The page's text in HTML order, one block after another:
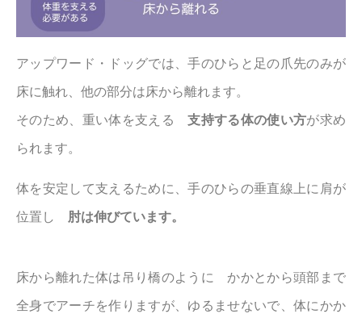
アップワード・ドッグでは、手のひらと足の爪先のみが
床に触れ、他の部分は床から離れます。
そのため、重い体を支える支持する体の使い方が求め
られます。
体を安定して支えるために、手のひらの垂直線上に肩が
位置し 肘は伸びています。
床から離れた体は吊り橋のように かかとから頭部まで
全身でアーチを作りますが、ゆるませないで、体にかか